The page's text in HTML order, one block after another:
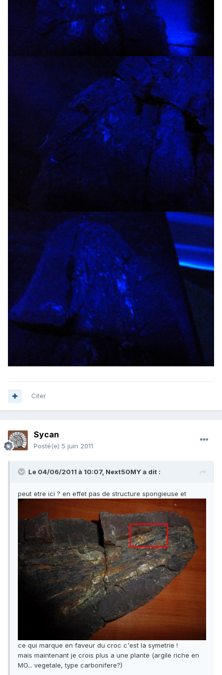
Citer
Sycan
Posté(e) 5 juin 2011
Le 04/06/2011 à 10:07, Next50MY a dit :
peut etre ici ? en effet pas de structure spongieuse et
ce qui marque en faveur du croc c'est la symetrie !
mais maintenant je crois plus a une plante (argile riche en
MO... vegetale, type carbonifere?)